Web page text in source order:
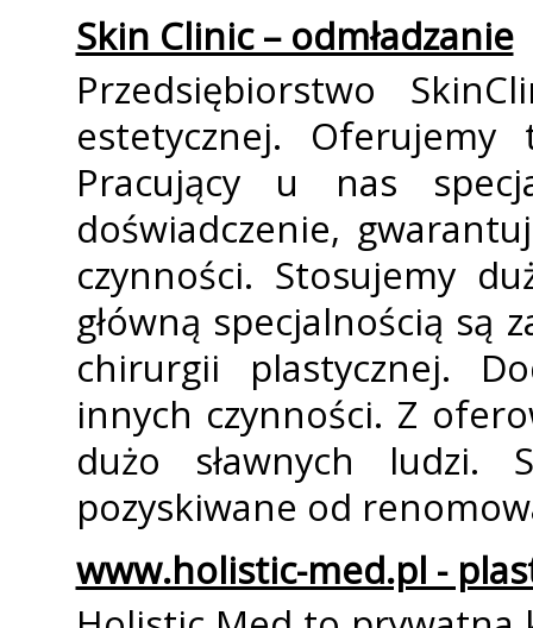
Skin Clinic – odmładzanie
Przedsiębiorstwo
estetycznej. Oferujemy
Pracujący u nas
doświadczenie,
czynności. Stosujemy
główną specjalnością są
chirurgii plastycznej.
innych czynności. Z
dużo sławnych ludzi.
pozyskiwane od
www.holistic-med.pl -